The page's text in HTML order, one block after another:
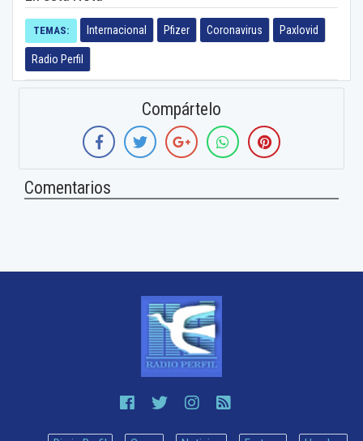
TEMAS: Internacional Pfizer Coronavirus Paxlovid
Radio Perfil
Compártelo
Comentarios